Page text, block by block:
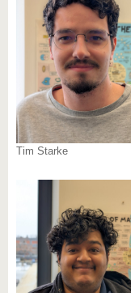
Tim Starke